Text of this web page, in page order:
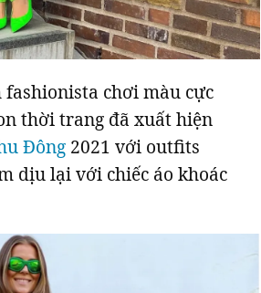
fashionista chơi màu cực
thời trang đã xuất hiện
Đông 2021 với outfits
dịu lại với chiếc áo khoác